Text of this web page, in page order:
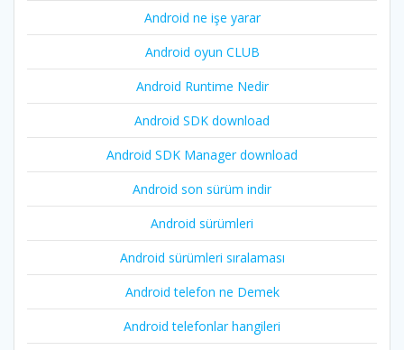
Android ne işe yarar
Android oyun CLUB
Android Runtime Nedir
Android SDK download
Android SDK Manager download
Android son sürüm indir
Android sürümleri
Android sürümleri sıralaması
Android telefon ne Demek
Android telefonlar hangileri